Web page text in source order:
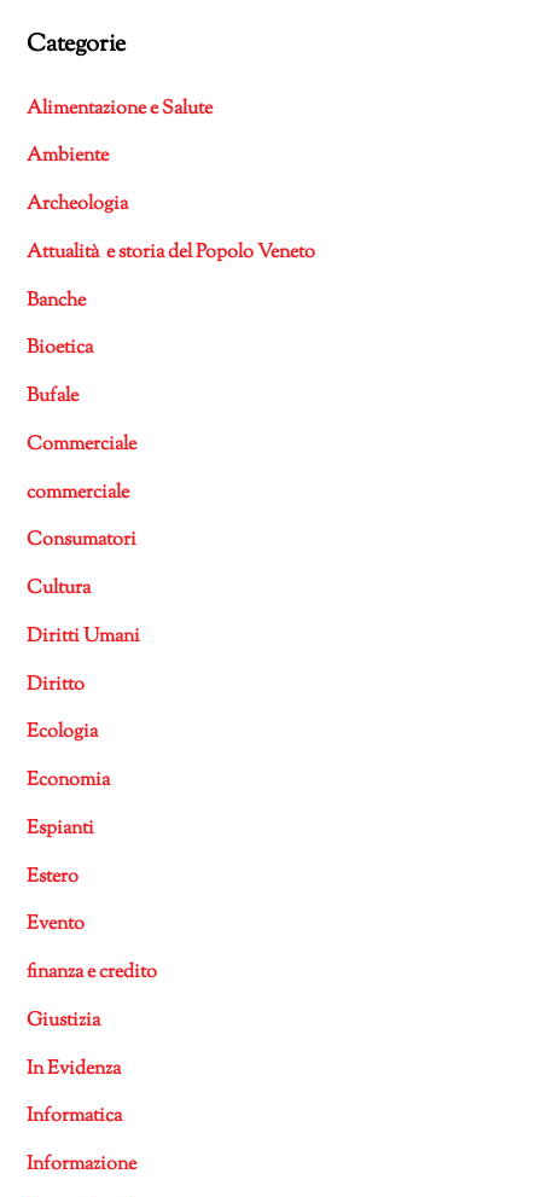
Categorie
Alimentazione e Salute
Ambiente
Archeologia
Attualità e storia del Popolo Veneto
Banche
Bioetica
Bufale
Commerciale
commerciale
Consumatori
Cultura
Diritti Umani
Diritto
Ecologia
Economia
Espianti
Estero
Evento
finanza e credito
Giustizia
In Evidenza
Informatica
Informazione